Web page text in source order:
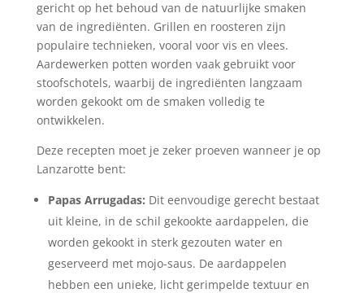
gericht op het behoud van de natuurlijke smaken
van de ingrediënten. Grillen en roosteren zijn
populaire technieken, vooral voor vis en vlees.
Aardewerken potten worden vaak gebruikt voor
stoofschotels, waarbij de ingrediënten langzaam
worden gekookt om de smaken volledig te
ontwikkelen.
Deze recepten moet je zeker proeven wanneer je op
Lanzarotte bent:
Papas Arrugadas: Dit eenvoudige gerecht bestaat
uit kleine, in de schil gekookte aardappelen, die
worden gekookt in sterk gezouten water en
geserveerd met mojo-saus. De aardappelen
hebben een unieke, licht gerimpelde textuur en